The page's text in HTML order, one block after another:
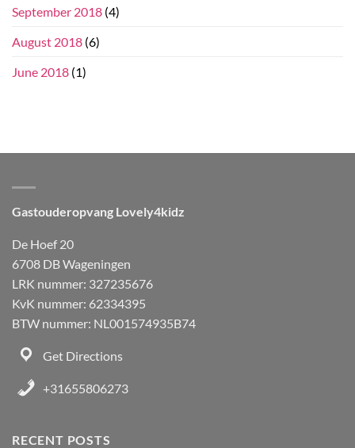
September 2018 (4)
August 2018 (6)
June 2018 (1)
Gastouderopvang Lovely4kidz
De Hoef 20
6708 DB Wageningen
LRK nummer: 327235676
KvK nummer: 62334395
BTW nummer: NL001574935B74
Get Directions
+31655806273
RECENT POSTS